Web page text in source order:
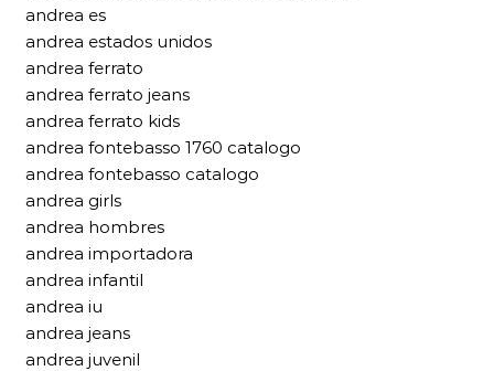
andrea es
andrea estados unidos
andrea ferrato
andrea ferrato jeans
andrea ferrato kids
andrea fontebasso 1760 catalogo
andrea fontebasso catalogo
andrea girls
andrea hombres
andrea importadora
andrea infantil
andrea iu
andrea jeans
andrea juvenil